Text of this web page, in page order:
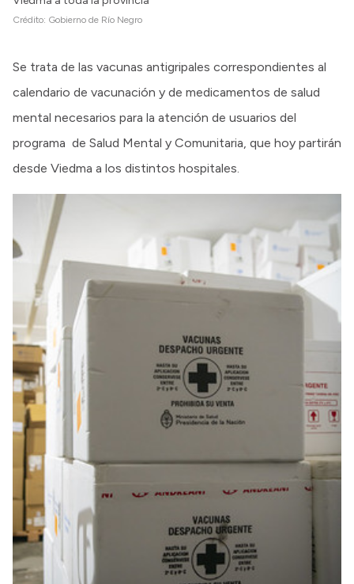
Crédito: Gobierno de Río Negro
Se trata de las vacunas antigripales correspondientes al
calendario de vacunación y de medicamentos de salud
mental necesarios para la atención de usuarios del
programa de Salud Mental y Comunitaria, que hoy partirán
desde Viedma a los distintos hospitales.